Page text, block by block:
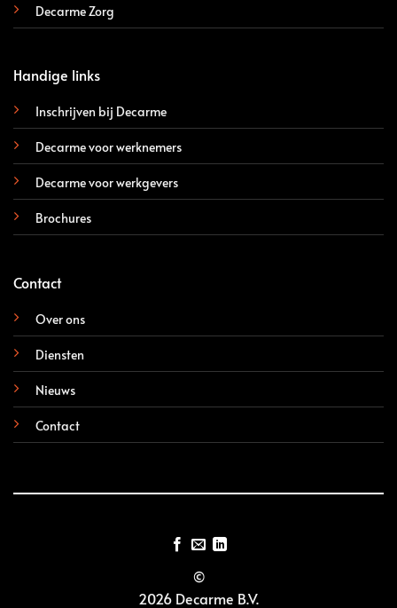
Decarme Zorg
Handige links
Inschrijven bij Decarme
Decarme voor werknemers
Decarme voor werkgevers
Brochures
Contact
Over ons
Diensten
Nieuws
Contact
©
2026 Decarme B.V.